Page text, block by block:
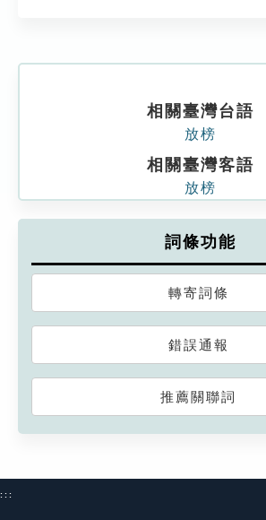
相關臺灣台語
放榜
相關臺灣客語
放榜
詞條功能
轉寄詞條
錯誤通報
推薦關聯詞
:::